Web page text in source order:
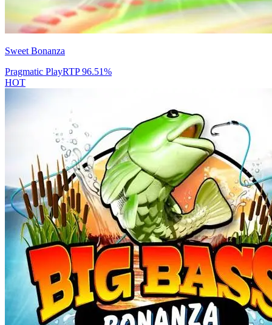
Sweet Bonanza
Pragmatic PlayRTP96.51%
HOT